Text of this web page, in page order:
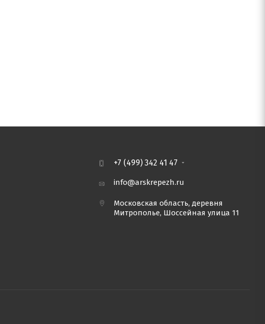
+7 (499) 342 41 47
info@arskrepezh.ru
Московская область, деревня
Митрополье, Шоссейная улица 11